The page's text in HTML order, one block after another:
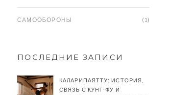
САМООБОРОНЫ (1)
ПОСЛЕДНИЕ ЗАПИСИ
КАЛАРИПАЯТТУ: ИСТОРИЯ,
СВЯЗЬ С КУНГ-ФУ И